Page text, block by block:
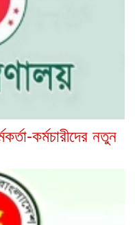
কর্মচারীদের নতুন